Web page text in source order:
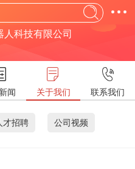
科技有限公司
闻 关于我们 联系我们
才招聘 公司视频